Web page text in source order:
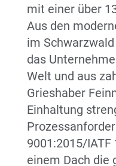
mit einer über
Aus den
im
das
Welt und aus
Grieshaber
Einhaltung
9001:2015/
einem Dach die